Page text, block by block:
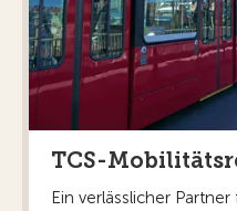
TCS-
Ein verlässlicher